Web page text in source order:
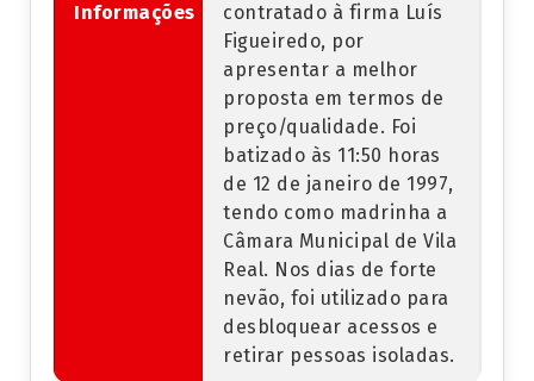
Informações
contratado à firma Luís
Figueiredo, por
apresentar a melhor
proposta em termos de
preço/qualidade. Foi
batizado às 11:50 horas
de 12 de janeiro de 1997,
tendo como madrinha a
Câmara Municipal de Vila
Real. Nos dias de forte
nevão, foi utilizado para
desbloquear acessos e
retirar pessoas isoladas.